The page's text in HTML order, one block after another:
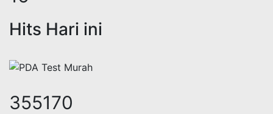
Hits Hari ini
436149